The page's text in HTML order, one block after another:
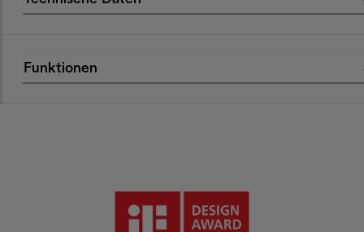
Funktionen